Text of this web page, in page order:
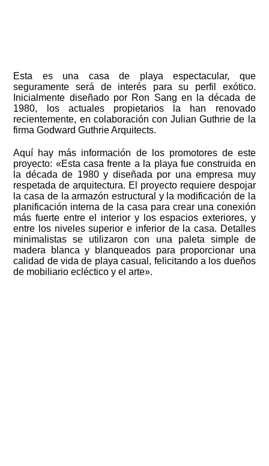
Esta es una casa de playa espectacular, que
seguramente será de interés para su perfil exótico.
Inicialmente diseñado por Ron Sang en la década de
1980, los actuales propietarios la han renovado
recientemente, en colaboración con Julian Guthrie de la
firma Godward Guthrie Arquitects.
Aquí hay más información de los promotores de este
proyecto: «Esta casa frente a la playa fue construida en
la década de 1980 y diseñada por una empresa muy
respetada de arquitectura. El proyecto requiere despojar
la casa de la armazón estructural y la modificación de la
planificación interna de la casa para crear una conexión
más fuerte entre el interior y los espacios exteriores, y
entre los niveles superior e inferior de la casa. Detalles
minimalistas se utilizaron con una paleta simple de
madera blanca y blanqueados para proporcionar una
calidad de vida de playa casual, felicitando a los dueños
de mobiliario ecléctico y el arte».